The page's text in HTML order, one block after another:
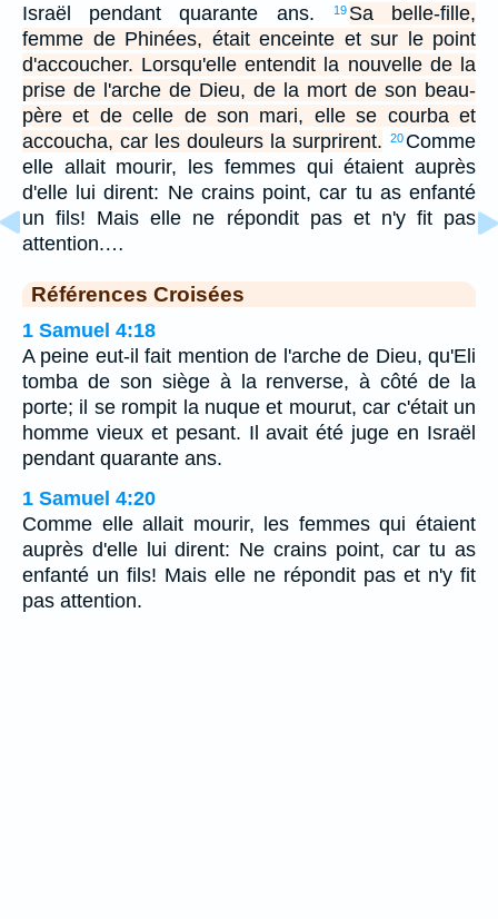
Israël pendant quarante ans.
19 Sa belle-fille,
femme de Phinées, était enceinte et sur le point
d'accoucher. Lorsqu'elle entendit la nouvelle de la
prise de l'arche de Dieu, de la mort de son beau-
père et de celle de son mari, elle se courba et
accoucha, car les douleurs la surprirent.
20 Comme
elle allait mourir, les femmes qui étaient auprès
d'elle lui dirent: Ne crains point, car tu as enfanté
un fils! Mais elle ne répondit pas et n'y fit pas
attention.…
Références Croisées
1 Samuel 4:18
A peine eut-il fait mention de l'arche de Dieu, qu'Eli
tomba de son siège à la renverse, à côté de la
porte; il se rompit la nuque et mourut, car c'était un
homme vieux et pesant. Il avait été juge en Israël
pendant quarante ans.
1 Samuel 4:20
Comme elle allait mourir, les femmes qui étaient
auprès d'elle lui dirent: Ne crains point, car tu as
enfanté un fils! Mais elle ne répondit pas et n'y fit
pas attention.